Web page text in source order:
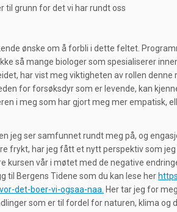
til grunn for det vi har rundt oss
ønske om å forbli i dette feltet.
så mange biologer som spesialiserer
har vist meg viktigheten av rollen
for forsøksdyr som er levende, kan
i meg som har gjort meg mer empatisk,
jeg ser samfunnet rundt meg på, og
frykt, har jeg fått et nytt perspektiv som
kursen vår i møtet med de negative
til Bergens Tidene som du kan lese her
det-boer-vi-ogsaa-naa. Her tar jeg for
som er til fordel for naturen, klima og